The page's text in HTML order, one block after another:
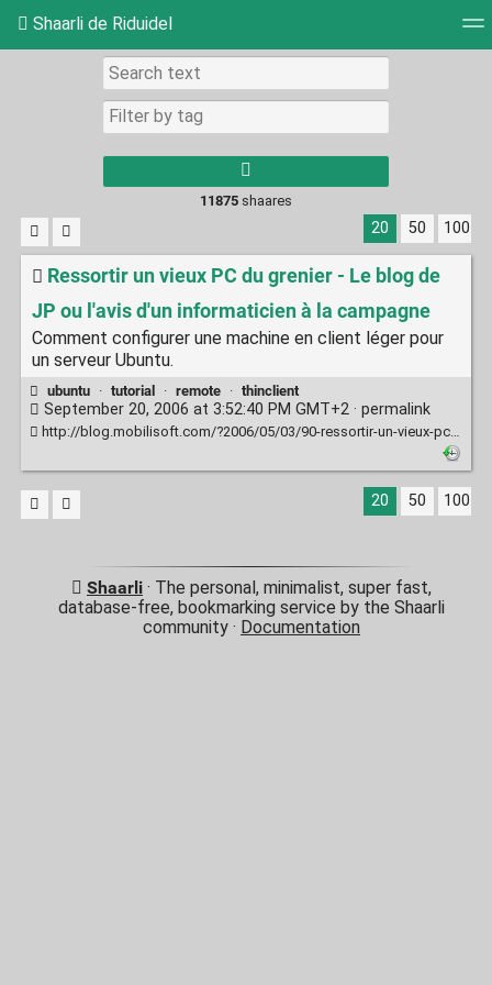
Shaarli de Riduidel
Daily
11875shaares
20 50 100
Ressortir un vieux PC du grenier - Le blog de
JP ou l'avis d'un informaticien à la campagne
Comment configurer une machine en client léger pour
un serveur Ubuntu.
ubuntu · tutorial · remote · thinclient
September 20, 2006 at 3:52:40 PM GMT+2 · permalink
http://blog.mobilisoft.com/?2006/05/03/90-ressortir-un-vieux-pc-du-grenier
20 50 100
Shaarli· The personal, minimalist, super fast,
database-free, bookmarking service by the Shaarli
community · Documentation